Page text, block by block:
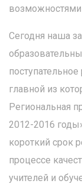
возможностями
Сегодня наша
главной из
Региональная
2012-2016
короткий срок
процессе
учителей и